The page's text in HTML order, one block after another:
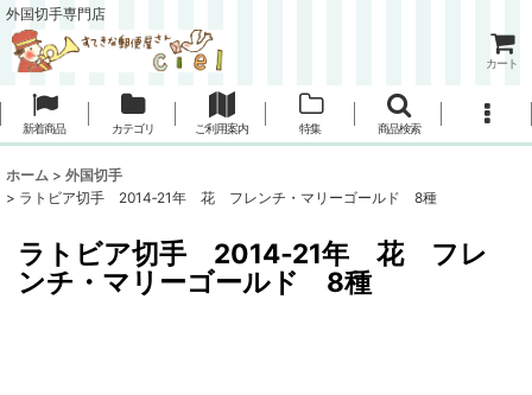
外国切手専門店
カート
新着商品 カテゴリ ご利用案内 特集 商品検索
ホーム > 外国切手
> ラトビア切手 2014‐21年 花 フレンチ・マリーゴールド 8種
ラトビア切手 2014‐21年 花 フレ
ンチ・マリーゴールド 8種